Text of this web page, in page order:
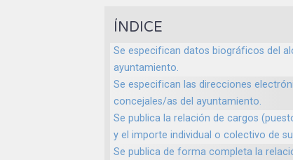
ÍNDICE
Se especifican datos biográficos del
ayuntamiento.
Se especifican las direcciones
concejales/as del ayuntamiento.
Se publica la relación de cargos
y el importe individual o colectivo de
Se publica de forma completa la